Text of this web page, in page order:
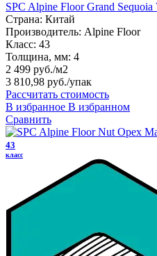
SPC Alpine Floor Grand
Страна: Китай
Производитель: Alpine Floor
Класс: 43
Толщина, мм: 4
2 499 руб./м2
3 810,98 руб./упак
Рассчитать стоимость
В избранное В избранном
Сравнить
43
класс